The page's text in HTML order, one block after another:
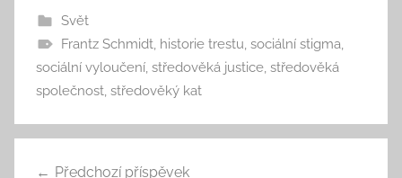
Svět
Frantz Schmidt, historie trestu, sociální stigma,
sociální vyloučení, středověká justice, středověká
společnost, středověký kat
Předchozí příspěvek